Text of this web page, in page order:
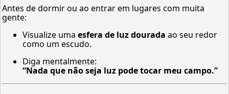
Antes de dormir ou ao entrar em lugares com muita
gente:
Visualize uma esfera de luz dourada ao seu redor
como um escudo.
Diga mentalmente:
“Nada que não seja luz pode tocar meu campo.”